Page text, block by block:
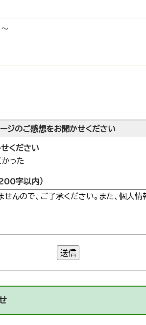
ージのご感想をお聞かせください
ください
った
字以内）
送信